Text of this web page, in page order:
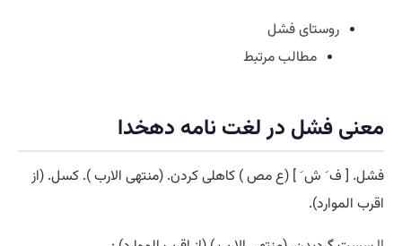
روستای فشل
مطالب مرتبط
معنی فشل در لغت نامه دهخدا
فشل. [ ف َ ش َ ] (ع مص ) کاهلی کردن. (منتهی الارب ). کسل. (از
اقرب الموارد).